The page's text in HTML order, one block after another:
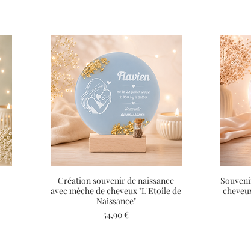
Aperçu rapide
Création souvenir de naissance
avec mèche de cheveux "L'Etoile de
Naissance"
Prix
54,90 €